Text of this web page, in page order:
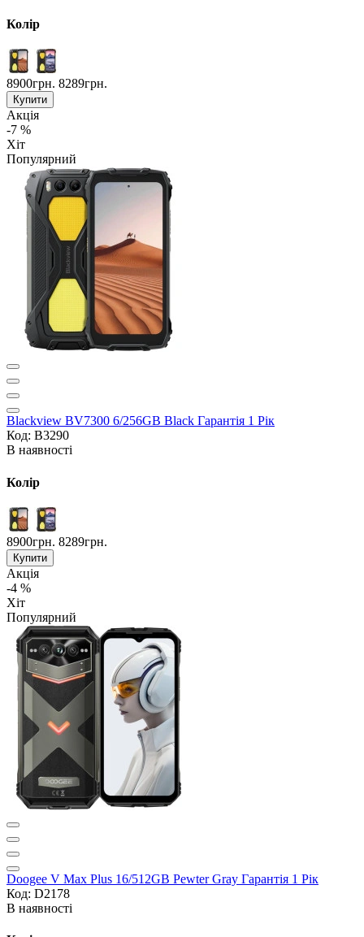
Колір
8900грн. 8289грн.
Купити
Акція
-7 %
Хіт
Популярний
Blackview BV7300 6/256GB Black Гарантія 1 Рік
Код: B3290
В наявності
Колір
8900грн. 8289грн.
Купити
Акція
-4 %
Хіт
Популярний
Doogee V Max Plus 16/512GB Pewter Gray Гарантія 1 Рік
Код: D2178
В наявності